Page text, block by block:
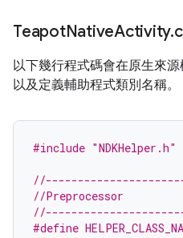
TeapotNativeActivity.
以下幾行程式碼會在原生來
以及定義輔助程式類別名稱。
#include "NDKHelper.h"
//Preprocessor
#define